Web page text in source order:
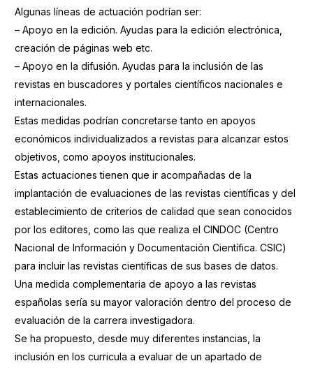
Algunas líneas de actuación podrían ser:
– Apoyo en la edición. Ayudas para la edición electrónica,
creación de páginas web etc.
– Apoyo en la difusión. Ayudas para la inclusión de las
revistas en buscadores y portales científicos nacionales e
internacionales.
Estas medidas podrían concretarse tanto en apoyos
económicos individualizados a revistas para alcanzar estos
objetivos, como apoyos institucionales.
Estas actuaciones tienen que ir acompañadas de la
implantación de evaluaciones de las revistas científicas y del
establecimiento de criterios de calidad que sean conocidos
por los editores, como las que realiza el CINDOC (Centro
Nacional de Información y Documentación Científica. CSIC)
para incluir las revistas científicas de sus bases de datos.
Una medida complementaria de apoyo a las revistas
españolas sería su mayor valoración dentro del proceso de
evaluación de la carrera investigadora.
Se ha propuesto, desde muy diferentes instancias, la
inclusión en los curricula a evaluar de un apartado de